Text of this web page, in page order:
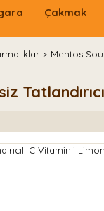
Çakmak
Mentos